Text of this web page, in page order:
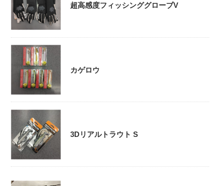
超高感度フィッシンググローブV
カゲロウ
3Dリアルトラウト S